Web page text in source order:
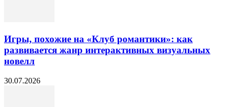
Игры, похожие на «Клуб романтики»: как
развивается жанр интерактивных визуальных
новелл
30.07.2026